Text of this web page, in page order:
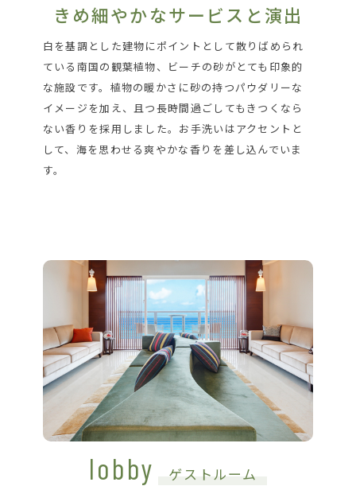
きめ細やかなサービスと演出
白を基調とした建物にポイントとして散りばめられ
ている南国の観葉植物、ビーチの砂がとても印象的
な施設です。植物の暖かさに砂の持つパウダリーな
イメージを加え、且つ長時間過ごしてもきつくなら
ない香りを採用しました。お手洗いはアクセントと
して、海を思わせる爽やかな香りを差し込んでいま
す。
lobby ゲストルーム